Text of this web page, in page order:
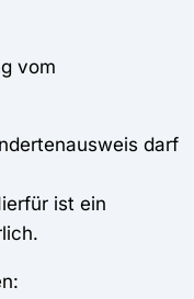
vom
darf
ist ein